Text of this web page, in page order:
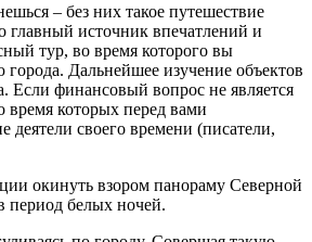
– без них такое путешествие
главный источник впечатлений и
тур, во время которого вы
Дальнейшее изучение объектов
Если финансовый вопрос не является
которых перед вами
своего времени (писатели,
окинуть взором панораму Северной
период белых ночей.